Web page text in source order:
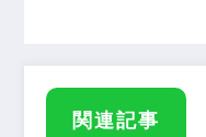
関連記事